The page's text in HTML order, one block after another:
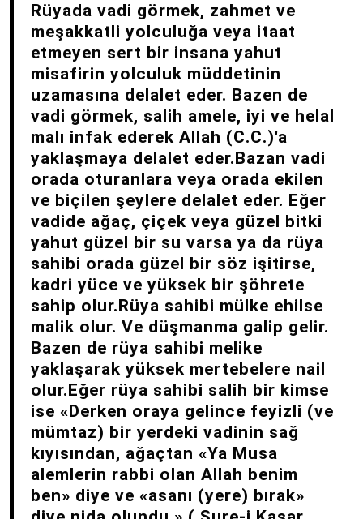
Rüyada vadi görmek, zahmet ve
meşakkatli yolculuğa veya itaat
etmeyen sert bir insana yahut
misafirin yolculuk müddetinin
uzamasına delalet eder. Bazen de
vadi görmek, salih amele, iyi ve helal
malı infak ederek Allah (C.C.)'a
yaklaşmaya delalet eder.Bazan vadi
orada oturanlara veya orada ekilen
ve biçilen şeylere delalet eder. Eğer
vadide ağaç, çiçek veya güzel bitki
yahut güzel bir su varsa ya da rüya
sahibi orada güzel bir söz işitirse,
kadri yüce ve yüksek bir şöhrete
sahip olur.Rüya sahibi mülke ehilse
malik olur. Ve düşmanma galip gelir.
Bazen de rüya sahibi melike
yaklaşarak yüksek mertebelere nail
olur.Eğer rüya sahibi salih bir kimse
ise «Derken oraya gelince feyizli (ve
mümtaz) bir yerdeki vadinin sağ
kıyısından, ağaçtan «Ya Musa
alemlerin rabbi olan Allah benim
ben» diye ve «asanı (yere) bırak»